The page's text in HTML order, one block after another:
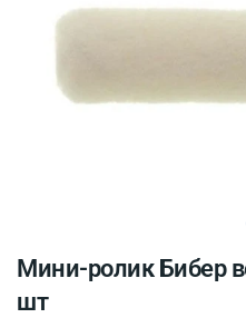
Мини-ролик Бибер
шт